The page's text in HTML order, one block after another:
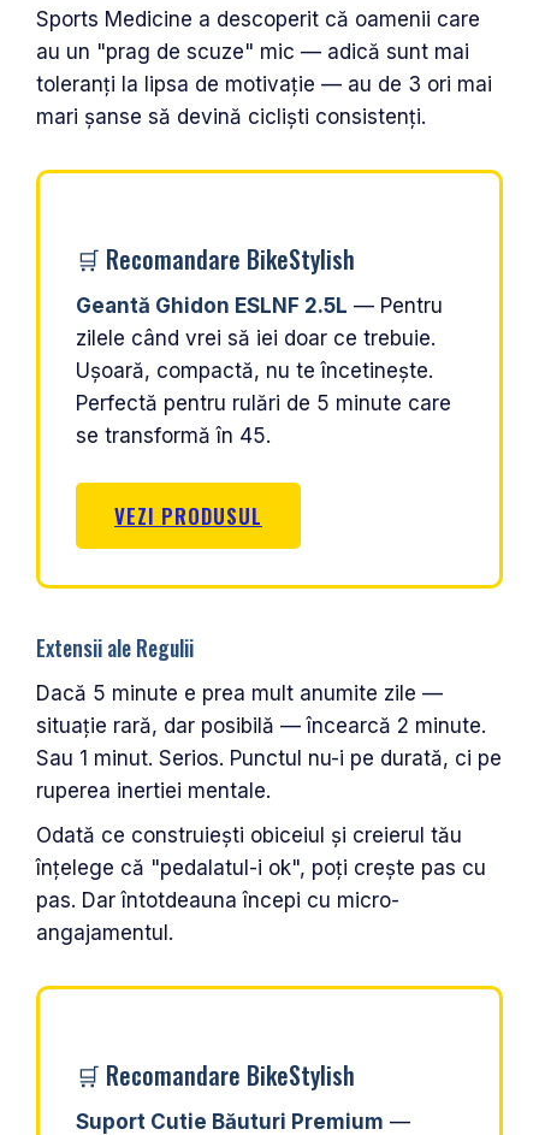
Sports Medicine a descoperit că oamenii care
au un "prag de scuze" mic — adică sunt mai
toleranți la lipsa de motivație — au de 3 ori mai
mari șanse să devină cicliști consistenți.
🛒 Recomandare BikeStylish
Geantă Ghidon ESLNF 2.5L — Pentru
zilele când vrei să iei doar ce trebuie.
Ușoară, compactă, nu te încetinește.
Perfectă pentru rulări de 5 minute care
se transformă în 45.
VEZI PRODUSUL
Extensii ale Regulii
Dacă 5 minute e prea mult anumite zile —
situație rară, dar posibilă — încearcă 2 minute.
Sau 1 minut. Serios. Punctul nu-i pe durată, ci pe
ruperea inertiei mentale.
Odată ce construiești obiceiul și creierul tău
înțelege că "pedalatul-i ok", poți crește pas cu
pas. Dar întotdeauna începi cu micro-
angajamentul.
🛒 Recomandare BikeStylish
Suport Cutie Băuturi Premium —